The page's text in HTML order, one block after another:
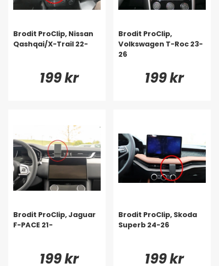
Brodit ProClip, Nissan
Qashqai/X-Trail 22-
199 kr
Brodit ProClip,
Volkswagen T-Roc 23-
26
199 kr
Brodit ProClip, Jaguar
F-PACE 21-
199 kr
Brodit ProClip, Skoda
Superb 24-26
199 kr